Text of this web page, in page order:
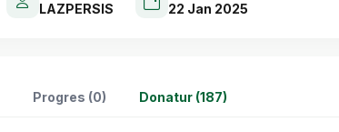
LAZPERSIS 22 Jan 2025
Progres (0) Donatur (187)